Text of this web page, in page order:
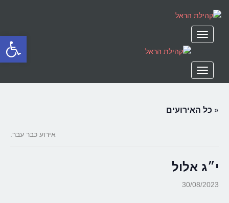
תפריט
תפריט
« כל האירועים
אירוע כבר עבר.
י״ג אלול
30/08/2023
פתח